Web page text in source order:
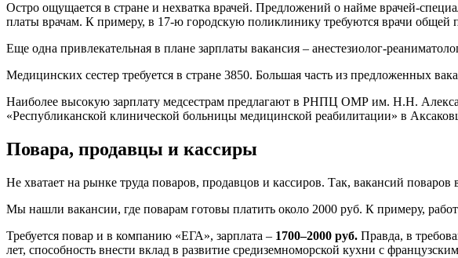
Остро ощущается в стране и нехватка врачей. Предложений о найме врачей-
платы врачам. К примеру, в 17-ю городскую поликлинику требуются врачи общей
Еще одна привлекательная в плане зарплаты вакансия – анестезиолог-
Медицинских сестер требуется в стране 3850. Большая часть из предложенных
Наиболее высокую зарплату медсестрам предлагают в РНПЦ ОМР им. Н.Н.
«Республиканской клинической больницы медицинской реабилитации» в
Повара, продавцы и кассиры
Не хватает на рынке труда поваров, продавцов и кассиров. Так, вакансий поваров
Мы нашли вакансии, где поварам готовы платить около 2000 руб. К примеру,
Требуется повар и в компанию «ЕГА», зарплата – 1700–2000 руб. Правда, в
лет, способность внести вклад в развитие средиземноморской кухни с